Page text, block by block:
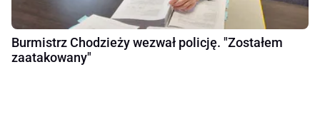
Burmistrz Chodzieży wezwał policję. "Zostałem
zaatakowany"